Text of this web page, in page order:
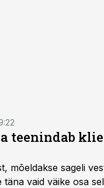
teenindab
mõeldakse sageli
vaid väike osa